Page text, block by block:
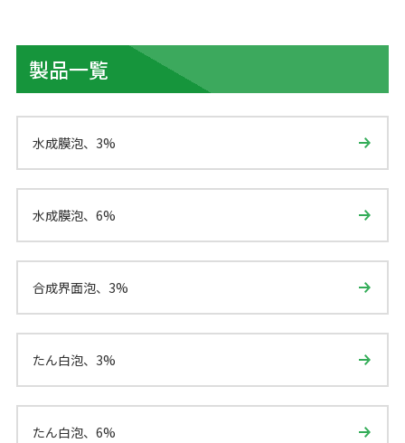
製品一覧
水成膜泡、3%
水成膜泡、6%
合成界面泡、3%
たん白泡、3%
たん白泡、6%